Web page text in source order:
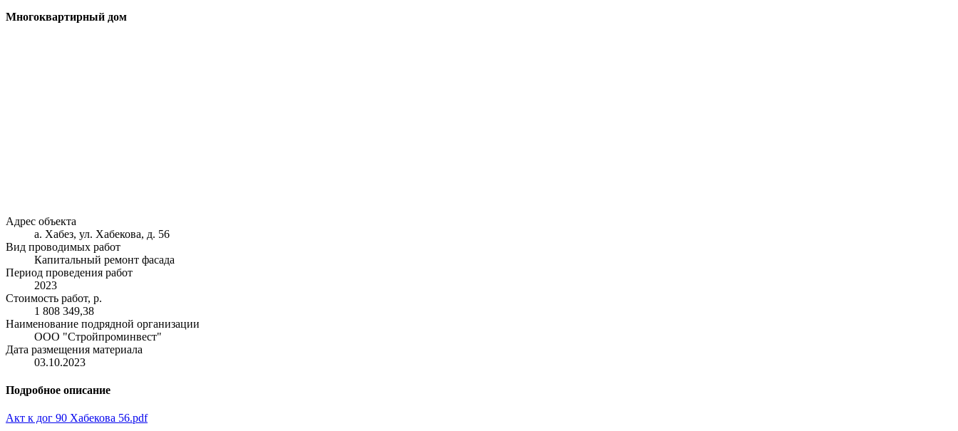
Многоквартирный дом
Адрес объекта
а. Хабез, ул. Хабекова, д. 56
Вид проводимых работ
Капитальный ремонт фасада
Период проведения работ
2023
Стоимость работ, р.
1 808 349,38
Наименование подрядной организации
ООО "Стройпроминвест"
Дата размещения материала
03.10.2023
Подробное описание
Акт к дог 90 Хабекова 56.pdf